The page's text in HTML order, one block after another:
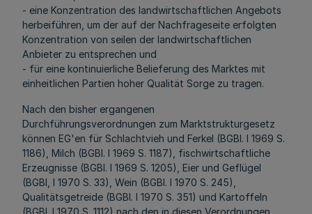
- eine Konzentration des landwirtschaftlichen Angebots
herbeiführen, um der auf der Nachfrageseite erfolgten
Konzentration von seilen der landwirtschaftlichen
Anbieter zu entsprechen und
- für eine kontinuierliche Belieferung des Marktes mit
einheitlichen Partien hoher Qualität Sorge zu tragen.
Nach den bisher ergangenen
Durchführungsverordnungen zum Marktstrukturgesetz
können EG'en für Schlachtvieh und Ferkel (BGBl. I 1969 S.
1186), Milch (BGBl. I 1969 S. 1187), fischwirtschaftliche
Erzeugnisse (BGBl. I 1969 S. 1205), Eier und Geflügel
(BGBl, I 1970 S. 33), Wein (BGBl. I 1970 S. 245),
Qualitätsgetreide (BGBl. I 1970 S. 351) und Kartoffeln
(BGBl. I 1970 S. 1112) nach den in diesen Verordnungen